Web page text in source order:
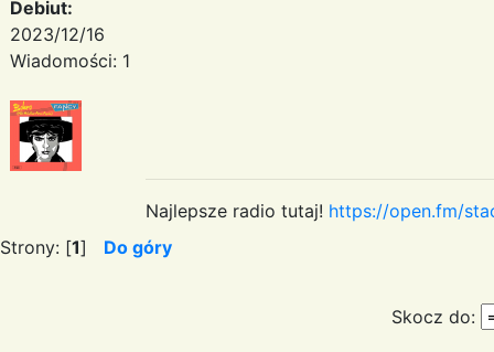
Debiut:
2023/12/16
Wiadomości: 1
Najlepsze radio tutaj! https://open.fm/
Strony: [1] Do góry
Skocz do: